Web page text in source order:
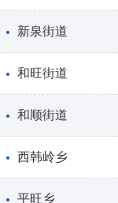
新泉街道
和旺街道
和顺街道
西韩岭乡
平旺乡